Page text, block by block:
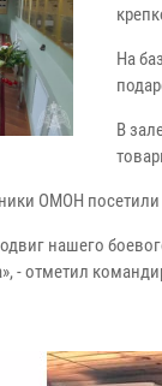
На
В
ОМОН
нашего
- отметил